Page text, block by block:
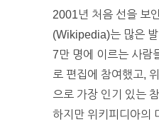
2001년 처음 선을 보
(Wikipedia)는 많은
7만 명에 이르는 사람
로 편집에 참여했고,
으로 가장 인기 있는
하지만 위키피디아의